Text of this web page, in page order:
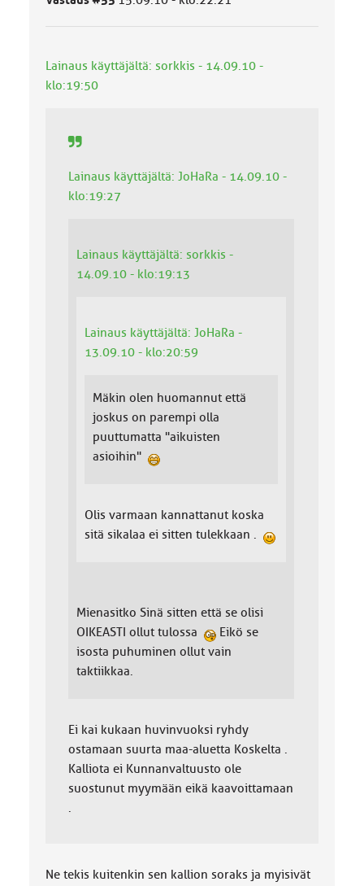
o
:
Lainaus käyttäjältä: sorkkis - 14.09.10 -
klo:19:50
Lainaus käyttäjältä: JoHaRa - 14.09.10 -
klo:19:27
Lainaus käyttäjältä: sorkkis -
14.09.10 - klo:19:13
Lainaus käyttäjältä: JoHaRa -
13.09.10 - klo:20:59
Mäkin olen huomannut että
joskus on parempi olla
puuttumatta "aikuisten
asioihin"
Olis varmaan kannattanut koska
sitä sikalaa ei sitten tulekkaan .
Mienasitko Sinä sitten että se olisi
OIKEASTI ollut tulossa
Eikö se
isosta puhuminen ollut vain
taktiikkaa.
Ei kai kukaan huvinvuoksi ryhdy
ostamaan suurta maa-aluetta Koskelta .
Kalliota ei Kunnanvaltuusto ole
suostunut myymään eikä kaavoittamaan
.
Ne tekis kuitenkin sen kallion soraks ja myisivät